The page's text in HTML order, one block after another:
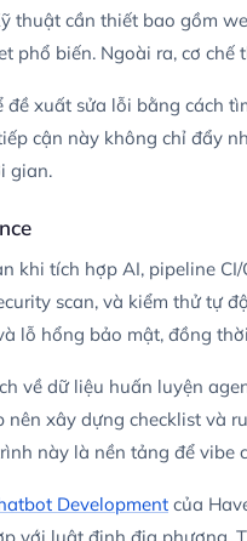
thuật cần thiết bao gồm
phổ biến. Ngoài ra, cơ
đề xuất sửa lỗi bằng cách
cận này không chỉ đẩy
gian.
khi tích hợp AI, pipeline
scan, và kiểm thử tự
lỗ hổng bảo mật, đồng
về dữ liệu huấn luyện
xây dựng checklist và
này là nền tảng để
Development của